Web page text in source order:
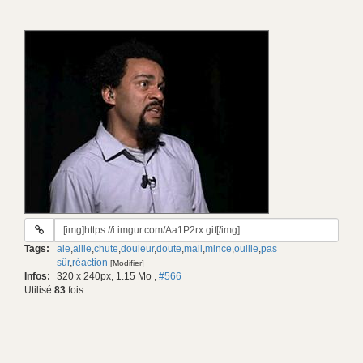
URL
gif:
Tags: aie,aille,chute,douleur,doute,mail ,mince,ouille,pas
sûr,réaction [Modifier]
Infos: 320 x 240px, 1.15 Mo , #566
Utilisé 83 fois